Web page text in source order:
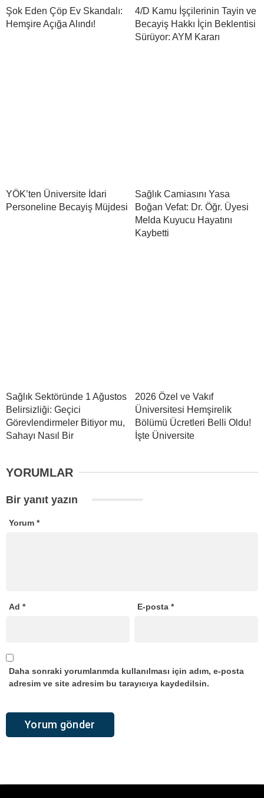
Şok Eden Çöp Ev Skandalı:
Hemşire Açığa Alındı!
4/D Kamu İşçilerinin Tayin ve
Becayiş Hakkı İçin Beklentisi
Sürüyor: AYM Kararı
YÖK’ten Üniversite İdari
Personeline Becayiş Müjdesi
Sağlık Camiasını Yasa
Boğan Vefat: Dr. Öğr. Üyesi
Melda Kuyucu Hayatını
Kaybetti
Sağlık Sektöründe 1 Ağustos
Belirsizliği: Geçici
Görevlendirmeler Bitiyor mu,
Sahayı Nasıl Bir
2026 Özel ve Vakıf
Üniversitesi Hemşirelik
Bölümü Ücretleri Belli Oldu!
İşte Üniversite
YORUMLAR
Bir yanıt yazın
Yorum *
Ad * E-posta*
Daha sonraki yorumlarımda kullanılması için adım, e-posta
adresim ve site adresim bu tarayıcıya kaydedilsin.